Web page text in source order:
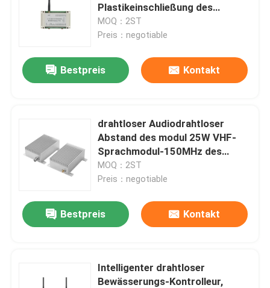
Plastikeinschließung des
Pumpen-Steuer
MOQ：2ST
Preis：negotiable
Bestpreis Kontakt
drahtloser Audiodrahtloser
Abstand des modul 25W VHF-
Sprachmodul-150MHz des
Funksprechgerät-10km
MOQ：2ST
Preis：negotiable
Bestpreis Kontakt
Intelligenter drahtloser
Bewässerungs-Kontrolleur,